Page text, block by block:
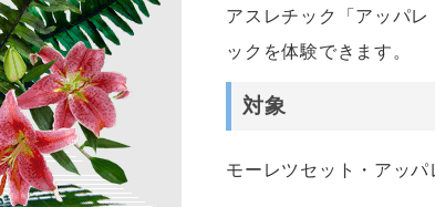
アスレチック「アッパ
ックを体験できます 。
対象
モーレツセット・アッ